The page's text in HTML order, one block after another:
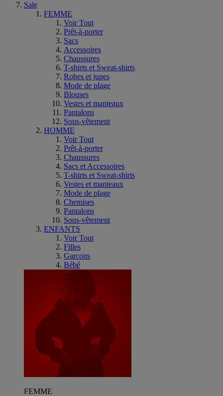
Sale
FEMME
Voir Tout
Prêt-à-porter
Sacs
Accessoires
Chaussures
T-shirts et Sweat-shirts
Robes et jupes
Mode de plage
Blouses
Vestes et manteaux
Pantalons
Sous-vêtement
HOMME
Voir Tout
Prêt-à-porter
Chaussures
Sacs et Accessoires
T-shirts et Sweat-shirts
Vestes et manteaux
Mode de plage
Chemises
Pantalons
Sous-vêtement
ENFANTS
Voir Tout
Filles
Garçons
Bébé
FEMME